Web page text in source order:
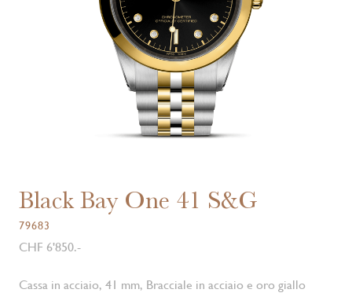
Black Bay One 41 S&G
79683
CHF 6'850.-
Cassa in acciaio, 41 mm, Bracciale in acciaio e oro giallo